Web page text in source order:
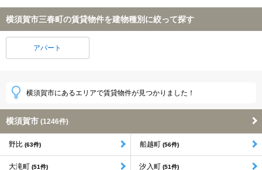
横須賀市三春町の賃貸物件を建物種別に絞って探す
アパート
横須賀市にあるエリアで賃貸物件が見つかりました！
横須賀市 (1246件)
野比 (63件) 船越町 (56件)
大滝町 (51件) 汐入町 (51件)